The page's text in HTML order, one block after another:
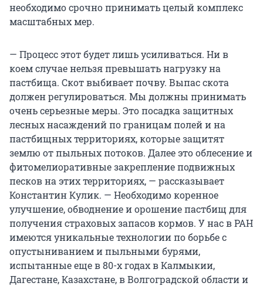
необходимо срочно принимать целый комплекс
масштабных мер.
— Процесс этот будет лишь усиливаться. Ни в
коем случае нельзя превышать нагрузку на
пастбища. Скот выбивает почву. Выпас скота
должен регулироваться. Мы должны принимать
очень серьезные меры. Это посадка защитных
лесных насаждений по границам полей и на
пастбищных территориях, которые защитят
землю от пыльных потоков. Далее это облесение и
фитомелиоративные закрепление подвижных
песков на этих территориях, — рассказывает
Константин Кулик. — Необходимо коренное
улучшение, обводнение и орошение пастбищ для
получения страховых запасов кормов. У нас в РАН
имеются уникальные технологии по борьбе с
опустыниванием и пыльными бурями,
испытанные еще в 80-х годах в Калмыкии,
Дагестане, Казахстане, в Волгоградской области и